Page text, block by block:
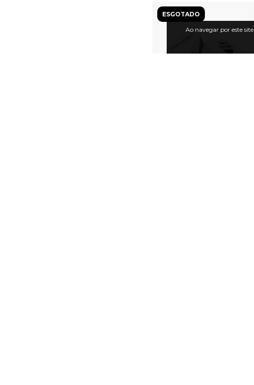
Ao navegar por este site
ESGOTADO